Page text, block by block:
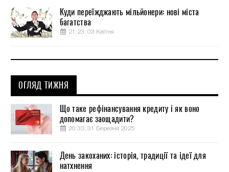
Куди переїжджають мільйонери: нові міста
багатства
21:23, 03 Квітня
ОГЛЯД ТИЖНЯ
Що таке рефінансування кредиту і як воно
допомагає заощадити?
20:33, 31 Березня 2025
День закоханих: історія, традиції та ідеї для
натхнення